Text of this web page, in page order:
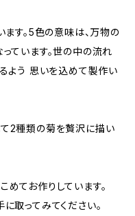
す。5色の意味は、万物の
ています。世の中の流れ
よう 思いを込めて製作い
2種類の菊を贅沢に描い
てお作りしています。
取ってみてください。